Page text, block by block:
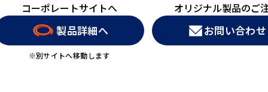
コーポレートサイトへ
製品詳細へ
※別サイトへ移動します
オリジナル製品のご
お問い合わせ